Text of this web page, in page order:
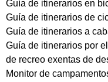
Guía de itinerarios en
Guía de itinerarios de
Guía de itinerarios a
Guía de itinerarios por
de recreo exentas de
Monitor de